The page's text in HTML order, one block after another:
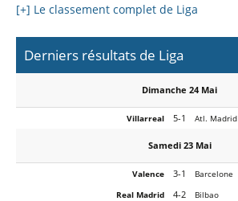
[+] Le classement complet de Liga
Derniers résultats de Liga
Dimanche 24 Mai
Villarreal 5-1 Atl. Madrid
Samedi 23 Mai
Valence 3-1
Barcelone
Real Madrid
4-2
Bilbao